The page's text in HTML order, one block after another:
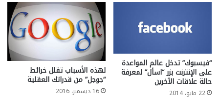
“فيسبوك” تدخل عالم المواعدة
على الإنترنت بزر “اسأل” لمعرفة
حالة علاقات الآخرين
22 مايو، 2014
لهذه الأسباب تقلل خرائط
“جوجل” من قدراتك العقلية
16 ديسمبر، 2016